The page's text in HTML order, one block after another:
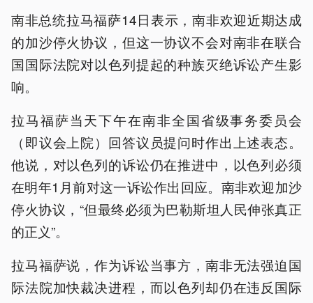
南非总统拉马福萨14日表示，南非欢迎近期达成
的加沙停火协议，但这一协议不会对南非在联合
国国际法院对以色列提起的种族灭绝诉讼产生影
响。
拉马福萨当天下午在南非全国省级事务委员会
（即议会上院）回答议员提问时作出上述表态。
他说，对以色列的诉讼仍在推进中，以色列必须
在明年1月前对这一诉讼作出回应。南非欢迎加沙
停火协议，“但最终必须为巴勒斯坦人民伸张真正
的正义”。
拉马福萨说，作为诉讼当事方，南非无法强迫国
际法院加快裁决进程，而以色列却仍在违反国际